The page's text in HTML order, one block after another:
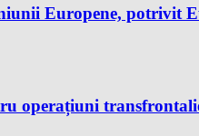
Europene, potrivit
operațiuni